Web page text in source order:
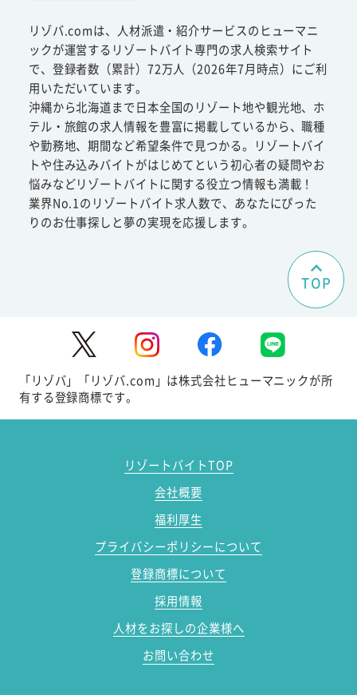
リゾバ.comは、人材派遣・紹介サービスのヒューマニ
ックが運営するリゾートバイト専門の求人検索サイト
で、登録者数（累計）72万人（2026年7月時点）にご利
用いただいています。
沖縄から北海道まで日本全国のリゾート地や観光地、ホ
テル・旅館の求人情報を豊富に掲載しているから、職種
や勤務地、期間など希望条件で見つかる。リゾートバイ
トや住み込みバイトがはじめてという初心者の疑問やお
悩みなどリゾートバイトに関する役立つ情報も満載！
業界No.1のリゾートバイト求人数で、あなたにぴった
りのお仕事探しと夢の実現を応援します。
TOP
「リゾバ」「リゾバ.com」は株式会社ヒューマニックが所
有する登録商標です。
リゾートバイトTOP
会社概要
福利厚生
プライバシーポリシーについて
登録商標について
採用情報
人材をお探しの企業様へ
お問い合わせ